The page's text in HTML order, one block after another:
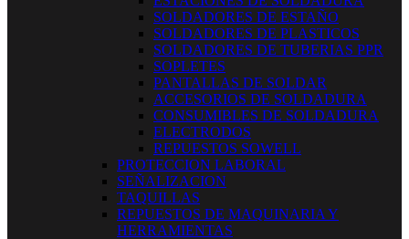
SOLDADORES DE ESTAÑO
SOLDADORES DE PLASTICOS
SOLDADORES DE TUBERIAS PPR
SOPLETES
PANTALLAS DE SOLDAR
ACCESORIOS DE SOLDADURA
CONSUMIBLES DE SOLDADURA
ELECTRODOS
REPUESTOS SOWELL
PROTECCION LABORAL
SEÑALIZACION
TAQUILLAS
REPUESTOS DE MAQUINARIA Y
HERRAMIENTAS